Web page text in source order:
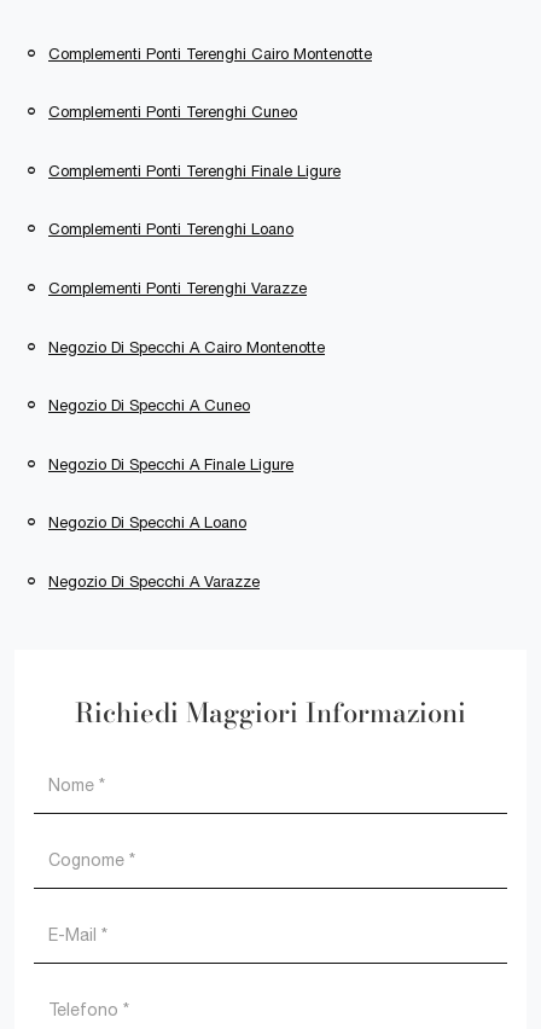
Complementi Ponti Terenghi Cairo Montenotte
Complementi Ponti Terenghi Cuneo
Complementi Ponti Terenghi Finale Ligure
Complementi Ponti Terenghi Loano
Complementi Ponti Terenghi Varazze
Negozio Di Specchi A Cairo Montenotte
Negozio Di Specchi A Cuneo
Negozio Di Specchi A Finale Ligure
Negozio Di Specchi A Loano
Negozio Di Specchi A Varazze
Richiedi Maggiori Informazioni